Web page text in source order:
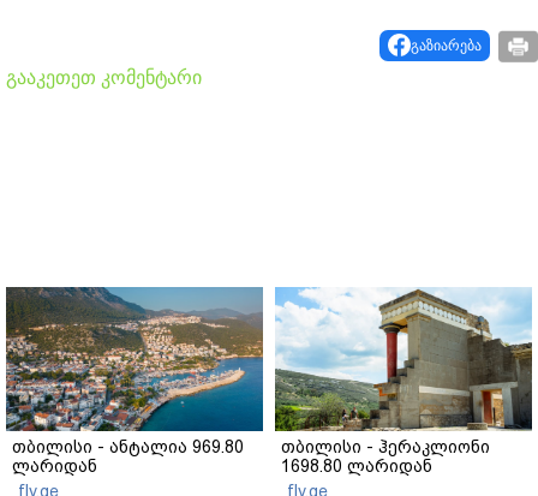
გაზიარება
გააკეთეთ კომენტარი
თბილისი - ანტალია 969.80
ლარიდან
fly.ge
თბილისი - ჰერაკლიონი
1698.80 ლარიდან
fly.ge